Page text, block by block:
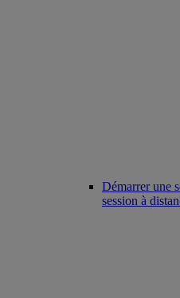
Démarrer une
session à